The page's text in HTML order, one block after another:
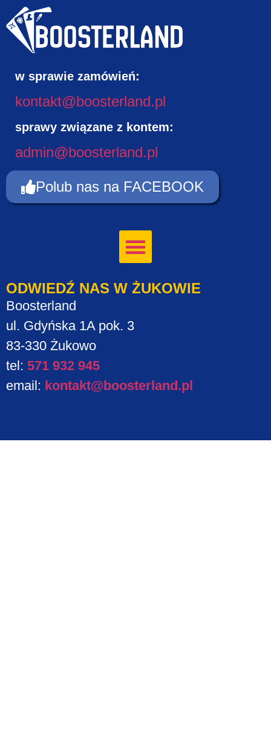
w sprawie zamówień:
kontakt@boosterland.pl
sprawy związane z kontem:
admin@boosterland.pl
Polub nas na FACEBOOK
ODWIEDŹ NAS W ŻUKOWIE
Boosterland
ul. Gdyńska 1A pok. 3
83-330 Żukowo
tel: 571 932 945
email: kontakt@boosterland.pl